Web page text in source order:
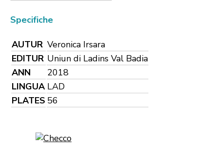
Specifiche
AUTUR Veronica Irsara
EDITUR Uniun di Ladins Val Badia
ANN
2018
LINGUA LAD
PLATES 56